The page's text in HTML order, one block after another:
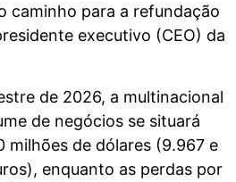
caminho para a refundação
executivo (CEO) da
de 2026, a multinacional
de negócios se situará
milhões de dólares (9.967 e
enquanto as perdas por